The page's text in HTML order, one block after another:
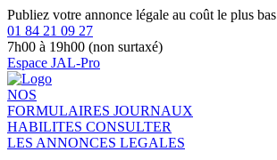
Publiez votre annonce légale au coût le plus bas
01 84 21 09 27
7h00 à 19h00 (non surtaxé)
Espace JAL-Pro
NOS
FORMULAIRES JOURNAUX
HABILITES CONSULTER
LES ANNONCES LEGALES